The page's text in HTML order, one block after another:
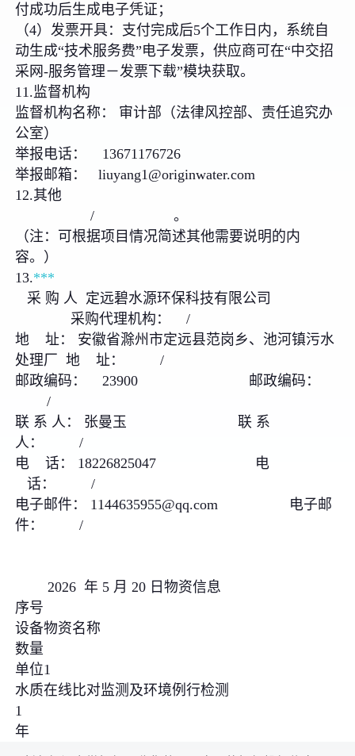
付成功后生成电子凭证；
（4）发票开具：支付完成后5个工作日内，系统自
动生成“技术服务费”电子发票，供应商可在“中交招
采网-服务管理－发票下载”模块获取。
11.监督机构
监督机构名称： 审计部（法律风控部、责任追究办
公室）
举报电话： 13671176726
举报邮箱： liuyang1@originwater.com
12.其他
/ 。
（注：可根据项目情况简述其他需要说明的内
容。）
13.***
采 购 人 定远碧水源环保科技有限公司
采购代理机构： /
地 址： 安徽省滁州市定远县范岗乡、池河镇污水
处理厂 地 址： /
邮政编码： 23900 邮政编码：
/
联 系 人： 张曼玉 联 系
人： /
电 话： 18226825047 电
话： /
电子邮件： 1144635955@qq.com 电子邮
件： /
2026 年 5 月 20 日物资信息
序号
设备物资名称
数量
单位1
水质在线比对监测及环境例行检测
1
年